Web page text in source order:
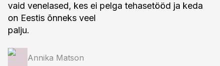
vaid venelased, kes ei pelga tehasetööd ja keda
on Eestis õnneks veel
palju.
Annika Matson